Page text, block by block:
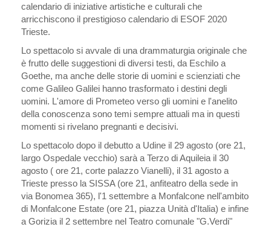
calendario di iniziative artistiche e culturali che
arricchiscono il prestigioso calendario di ESOF 2020
Trieste.
Lo spettacolo si avvale di una drammaturgia originale che
è frutto delle suggestioni di diversi testi, da Eschilo a
Goethe, ma anche delle storie di uomini e scienziati che
come Galileo Galilei hanno trasformato i destini degli
uomini. L'amore di Prometeo verso gli uomini e l'anelito
della conoscenza sono temi sempre attuali ma in questi
momenti si rivelano pregnanti e decisivi.
Lo spettacolo dopo il debutto a Udine il 29 agosto (ore 21,
largo Ospedale vecchio) sarà a Terzo di Aquileia il 30
agosto ( ore 21, corte palazzo Vianelli), il 31 agosto a
Trieste presso la SISSA (ore 21, anfiteatro della sede in
via Bonomea 365), l'1 settembre a Monfalcone nell'ambito
di Monfalcone Estate (ore 21, piazza Unità d'Italia) e infine
a Gorizia il 2 settembre nel Teatro comunale "G.Verdi"